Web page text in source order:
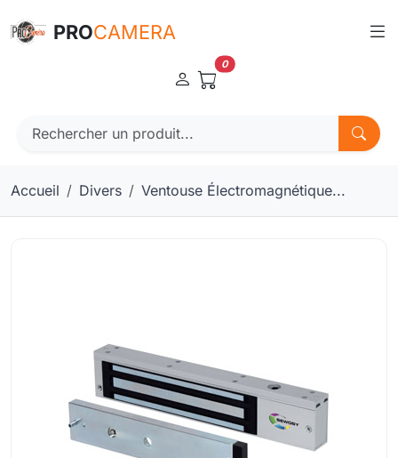
PROCAMERA
0
Accueil Divers Ventouse Électromagnétique...